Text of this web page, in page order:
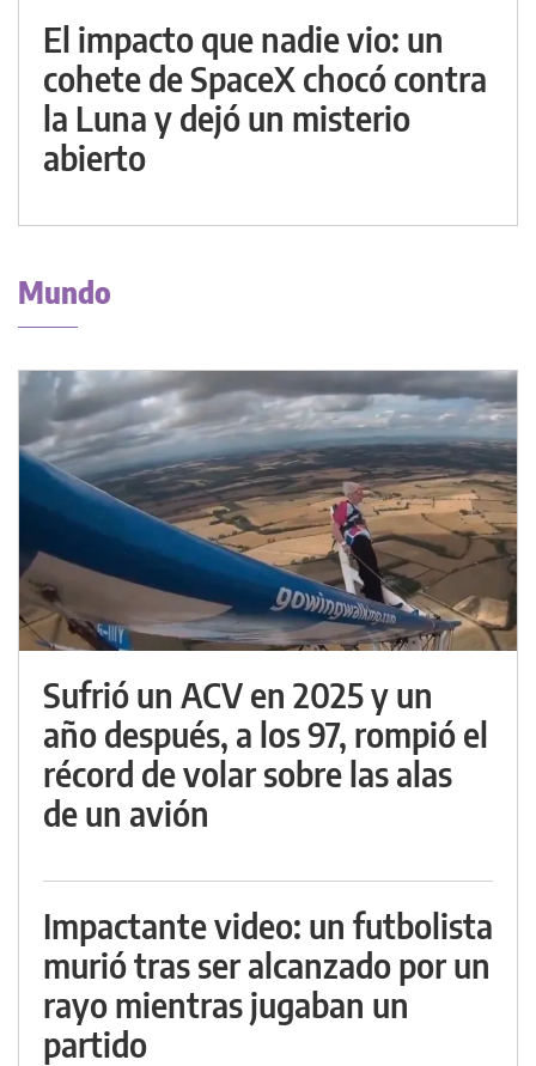
El impacto que nadie vio: un
cohete de SpaceX chocó contra
la Luna y dejó un misterio
abierto
Mundo
Sufrió un ACV en 2025 y un
año después, a los 97, rompió el
récord de volar sobre las alas
de un avión
Impactante video: un futbolista
murió tras ser alcanzado por un
rayo mientras jugaban un
partido